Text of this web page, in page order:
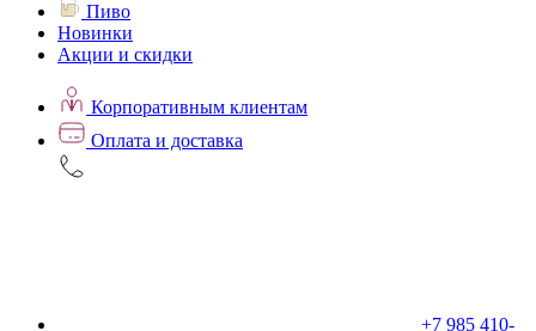
Пиво
Новинки
Акции и скидки
Корпоративным клиентам
Оплата и доставка
+7 985 410-